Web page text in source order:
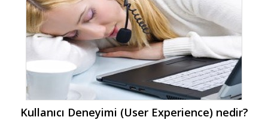
Kullanıcı Deneyimi (User Experience) nedir?